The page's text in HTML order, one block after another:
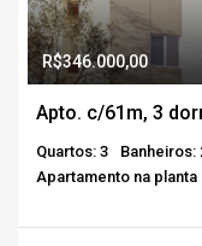
R$346.000,00
Apto. c/61m, 3
Quartos: 3 Banheiros:
Apartamento na planta